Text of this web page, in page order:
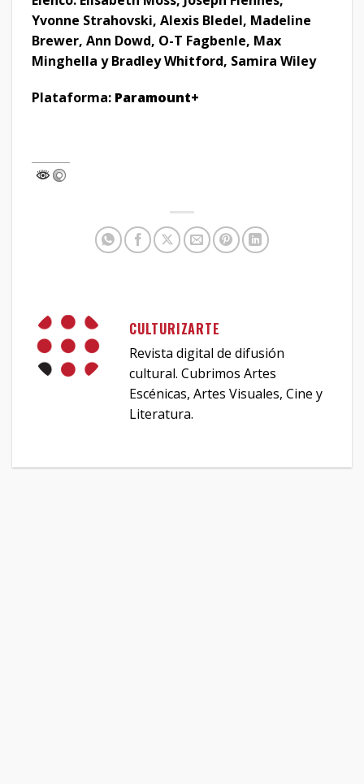
Yvonne Strahovski, Alexis Bledel, Madeline
Brewer, Ann Dowd, O-T Fagbenle, Max
Minghella y Bradley Whitford, Samira Wiley
Plataforma: Paramount+
CULTURIZARTE
Revista digital de difusión
cultural. Cubrimos Artes
Escénicas, Artes Visuales, Cine y
Literatura.